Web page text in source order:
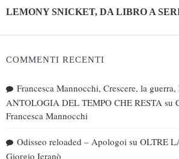
LEMONY SNICKET, DA LIBRO A
COMMENTI RECENTI
Francesca Mannocchi, Crescere, la
ANTOLOGIA DEL TEMPO CHE RESTA su
Francesca Mannocchi
Odisseo reloaded – Apologoi su OLTRE
Giorgio Ieranò